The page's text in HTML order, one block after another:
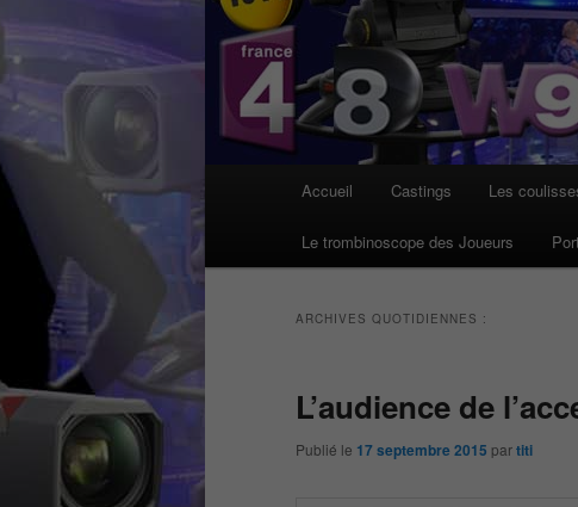
Accueil Castings Les
Le trombinoscope des Joueurs
ARCHIVES QUOTIDIENNES :
L’audience de
Publié le 17 septembre 2015 partiti